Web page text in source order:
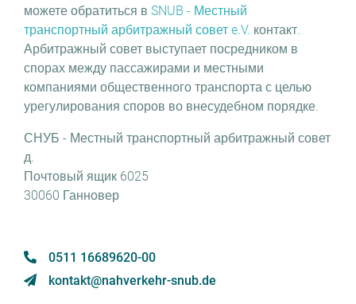
можете обратиться в SNUB - Местный
транспортный арбитражный совет e.V. контакт.
Арбитражный совет выступает посредником в
спорах между пассажирами и местными
компаниями общественного транспорта с целью
урегулирования споров во внесудебном порядке.
СНУБ - Местный транспортный арбитражный совет
д.
Почтовый ящик 6025
30060 Ганновер
0511 16689620-00
kontakt@nahverkehr-snub.de